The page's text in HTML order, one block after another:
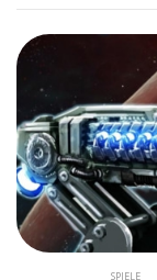
SPIELE